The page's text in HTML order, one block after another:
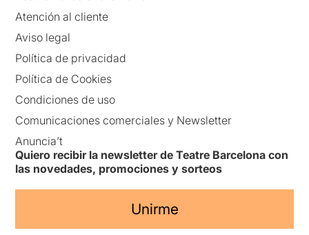
Atención al cliente
Aviso legal
Política de privacidad
Política de Cookies
Condiciones de uso
Comunicaciones comerciales y Newsletter
Anuncia’t
Quiero recibir la newsletter de Teatre Barcelona con
las novedades, promociones y sorteos
Unirme